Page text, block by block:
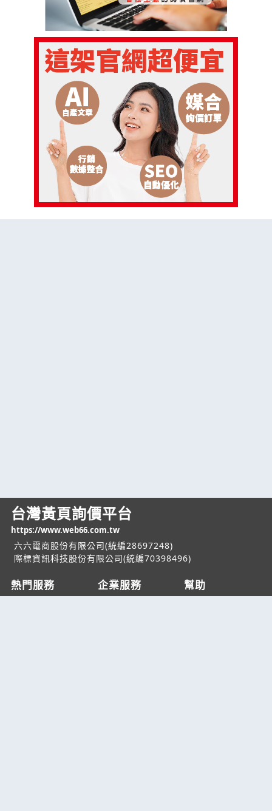
台灣黃頁詢價平台
https://www.web66.com.tw
六六電商股份有限公司(統編28697248)
際標資訊科技股份有限公司(統編70398496)
熱門服務 企業服務 幫助